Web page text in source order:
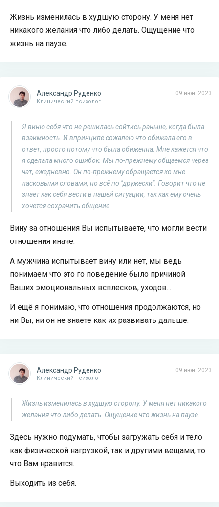
Жизнь изменилась в худшую сторону. У меня нет
никакого желания что либо делать. Ощущение что
жизнь на паузе.
09 июн. 2023
Александр Руденко
Клинический психолог
Я виню себя что не решилась сойтись раньше, когда была
взаимность. И впринципе сожалею что обижала его в
ответ, просто потому что была обиженна. Мне кажется что
я сделала много ошибок. Мы по-прежнему общаемся через
чат, ежедневно. Он по-прежнему обращается ко мне
ласковыми словами, но всё по "дружески". Говорит что не
знает как себя вести в нашей ситуации, так как ему очень
хочется сохранить общение.
Вину за отношения Вы испытываете, что могли вести
отношения иначе.
А мужчина испытывает вину или нет, мы ведь
понимаем что это го поведение было причиной
Ваших эмоциональных всплесков, уходов...
И ещё я понимаю, что отношения продолжаются, но
ни Вы, ни он не знаете как их развивать дальше.
09 июн. 2023
Александр Руденко
Клинический психолог
Жизнь изменилась в худшую сторону. У меня нет никакого
желания что либо делать. Ощущение что жизнь на паузе.
Здесь нужно подумать, чтобы загружать себя и тело
как физической нагрузкой, так и другими вещами, то
что Вам нравится.
Выходить из себя.